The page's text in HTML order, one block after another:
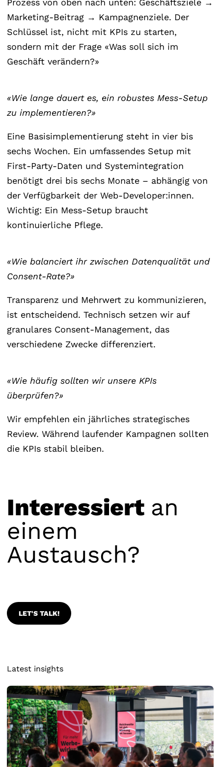
Prozess von oben nach unten: Geschäftsziele →
Marketing-Beitrag → Kampagnenziele. Der
Schlüssel ist, nicht mit KPIs zu starten,
sondern mit der Frage «Was soll sich im
Geschäft verändern?»
«Wie lange dauert es, ein robustes Mess-Setup
zu implementieren?»
Eine Basisimplementierung steht in vier bis
sechs Wochen. Ein umfassendes Setup mit
First-Party-Daten und Systemintegration
benötigt drei bis sechs Monate – abhängig von
der Verfügbarkeit der Web-Developer:innen.
Wichtig: Ein Mess-Setup braucht
kontinuierliche Pflege.
«Wie balanciert ihr zwischen Datenqualität und
Consent-Rate?»
Transparenz und Mehrwert zu kommunizieren,
ist entscheidend. Technisch setzen wir auf
granulares Consent-Management, das
verschiedene Zwecke differenziert.
«Wie häufig sollten wir unsere KPIs
überprüfen?»
Wir empfehlen ein jährliches strategisches
Review. Während laufender Kampagnen sollten
die KPIs stabil bleiben.
Interessiert an
einem
Austausch?
LET'S TALK!
Latest insights